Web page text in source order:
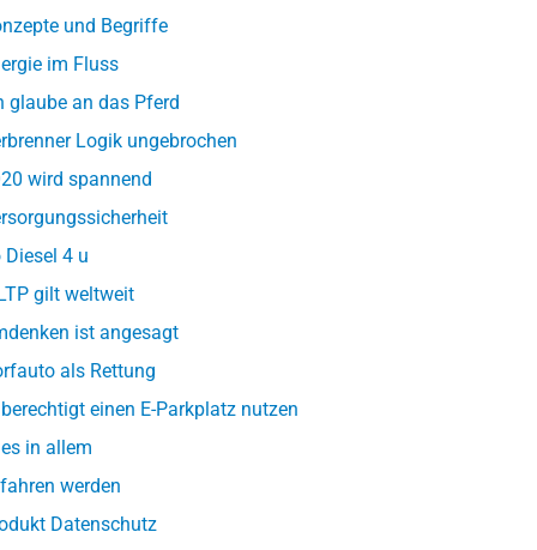
und Begriffe
im Fluss
glaube an das Pferd
Logik ungebrochen
wird spannend
Diesel 4 u
gilt weltweit
ist angesagt
als Rettung
einen E-Parkplatz nutzen
in allem
werden
Datenschutz